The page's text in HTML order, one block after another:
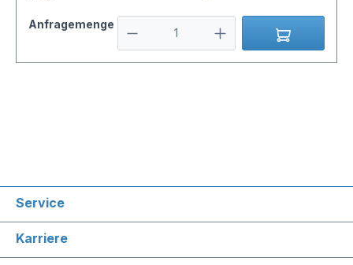
Anfragemenge
Service
Karriere